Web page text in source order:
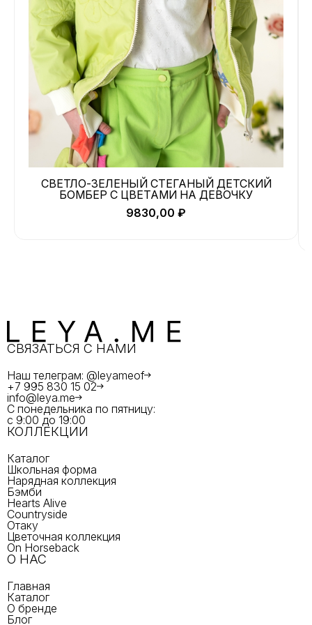
СВЕТЛО-ЗЕЛЕНЫЙ СТЕГАНЫЙ ДЕТСКИЙ
БОМБЕР С ЦВЕТАМИ НА ДЕВОЧКУ
9830,00 ₽
СВЯЗАТЬСЯ С НАМИ
Наш телеграм: @leyameof
+7 995 830 15 02
info@leya.me
С понедельника по пятницу:
с 9:00 до 19:00
КОЛЛЕКЦИИ
Каталог
Школьная форма
Нарядная коллекция
Бэмби
Hearts Alive
Countryside
Отаку
Цветочная коллекция
On Horseback
О НАС
Главная
Каталог
О бренде
Блог